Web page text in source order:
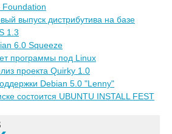
Foundation
выпуск дистрибутива на базе
1.3
6.0 Squeeze
программы под Linux
проекта Quirky 1.0
Debian 5.0 "Lenny"
состоится UBUNTU INSTALL FEST